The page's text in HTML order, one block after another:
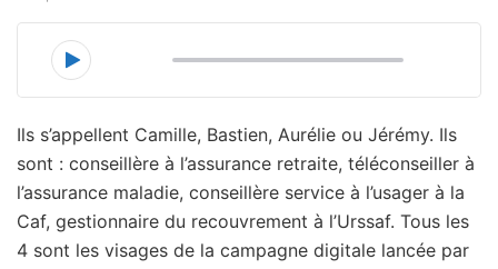
Ils s’appellent Camille, Bastien, Aurélie ou Jérémy. Ils
sont : conseillère à l’assurance retraite, téléconseiller à
l’assurance maladie, conseillère service à l’usager à la
Caf, gestionnaire du recouvrement à l’Urssaf. Tous les
4 sont les visages de la campagne digitale lancée par